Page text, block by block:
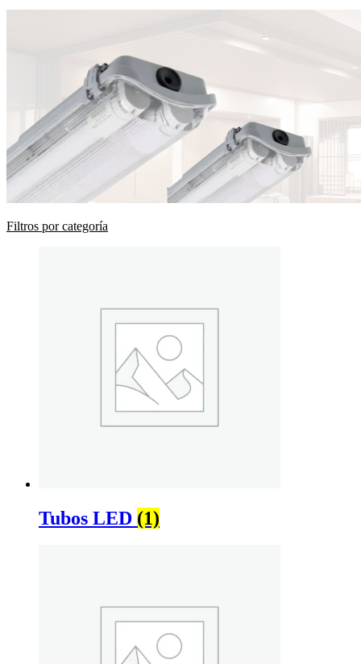
Filtros por categoría
Tubos LED (1)